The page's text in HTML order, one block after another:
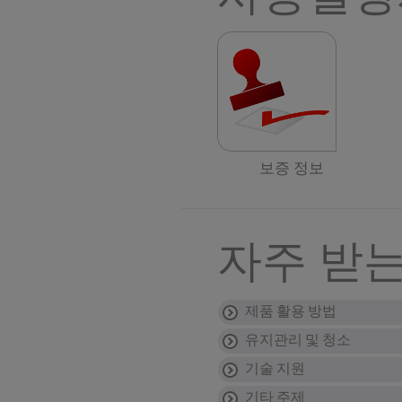
보증 정보
자주 받
제품 활용 방법
조리기구는 오븐에
탈착가능한 손잡이가
테팔 열센서
하나요?
유지관리 및 청소
팬이나 냄비는 어떻
비점착성 팬
기술 지원
기타 주제